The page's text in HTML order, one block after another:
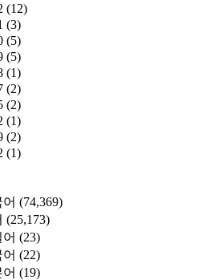
(12)
(3)
(5)
(5)
(1)
(2)
(2)
(1)
(2)
(1)
(74,369)
(25,173)
(23)
(22)
(19)